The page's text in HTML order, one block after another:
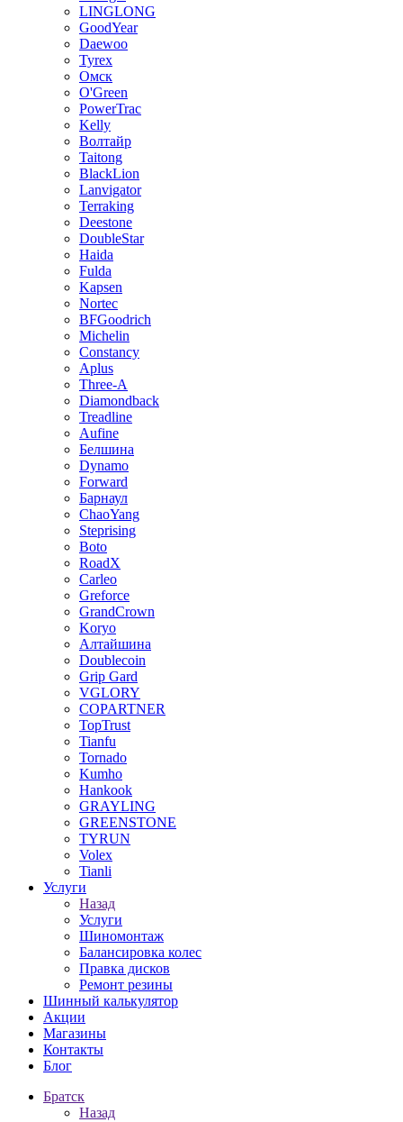
LINGLONG
GoodYear
Daewoo
Tyrex
Омск
O'Green
PowerTrac
Kelly
Волтайр
Taitong
BlackLion
Lanvigator
Terraking
Deestone
DoubleStar
Haida
Fulda
Kapsen
Nortec
BFGoodrich
Michelin
Constancy
Aplus
Three-A
Diamondback
Treadline
Aufine
Белшина
Dynamo
Forward
Барнаул
ChaoYang
Steprising
Boto
RoadX
Carleo
Greforce
GrandCrown
Koryo
Алтайшина
Doublecoin
Grip Gard
VGLORY
COPARTNER
TopTrust
Tianfu
Tornado
Kumho
Hankook
GRAYLING
GREENSTONE
TYRUN
Volex
Tianli
Услуги
Назад
Услуги
Шиномонтаж
Балансировка колес
Правка дисков
Ремонт резины
Шинный калькулятор
Акции
Магазины
Контакты
Блог
Братск
Назад